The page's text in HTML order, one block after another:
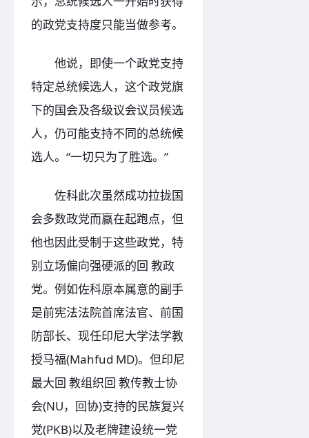
的政党支持度只能当做参考。
他说，即使一个政党支持
特定总统候选人，这个政党旗
下的国会及各级议会议员候选
人，仍可能支持不同的总统候
选人。“一切只为了胜选。”
佐科此次虽然成功拉拢国
会多数政党而赢在起跑点，但
他也因此受制于这些政党，特
别立场偏向强硬派的回 教政
党。例如佐科原本属意的副手
是前宪法法院首席法官、前国
防部长、现任印尼大学法学教
授马福(Mahfud MD)。但印尼
最大回 教组织回 教传教士协
会(NU，回协)支持的民族复兴
党(PKB)以及老牌建设统一党